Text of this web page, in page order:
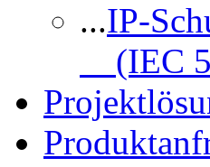
...IP-
(IEC